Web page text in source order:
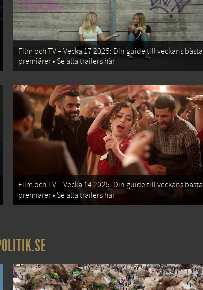
Film och TV – Vecka 17 2025: Din guide till veckans bästa
premiärer • Se alla trailers här
Film och TV – Vecka 14 2025: Din guide till veckans bästa
premiärer • Se alla trailers här